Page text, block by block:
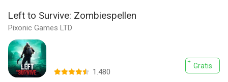
Left to Survive: Zombiespellen
Pixonic Games LTD
Gratis
1.480